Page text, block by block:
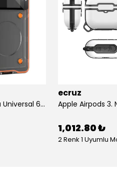
Anti-Knock Airbag Tasarımlı Universal 6.9"inç Su Geçirmez Ecruz Voter Kapak
ecruz
1,012.80 ₺
2 Renk 1 Uyumlu